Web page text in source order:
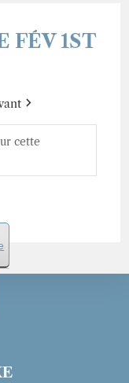
FÉV 1ST
cette